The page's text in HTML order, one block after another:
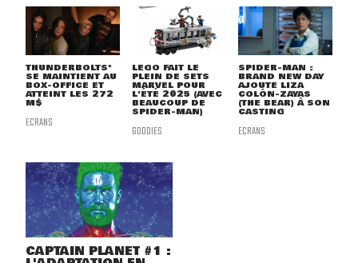
THUNDERBOLTS*
SE MAINTIENT AU
BOX-OFFICE ET
ATTEINT LES 272
M$
ECRANS
LEGO FAIT LE
PLEIN DE SETS
MARVEL POUR
L'ÉTÉ 2025 (AVEC
BEAUCOUP DE
SPIDER-MAN)
GOODIES
SPIDER-MAN :
BRAND NEW DAY
AJOUTE LIZA
COLÓN-ZAYAS
(THE BEAR) À SON
CASTING
ECRANS
CAPTAIN PLANET #1 :